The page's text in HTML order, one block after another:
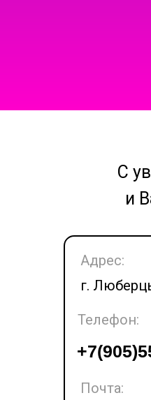
С
и
Адрес:
г.
Телефон:
Почта: